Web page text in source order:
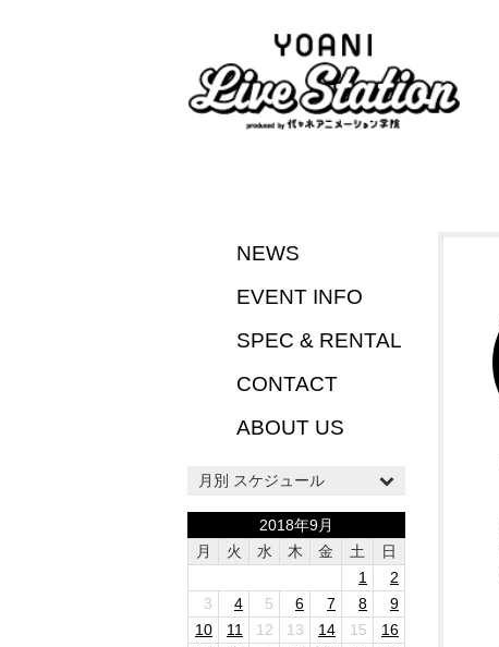
NEWS
EVENT INFO
SPEC & RENTAL
CONTACT
ABOUT US
月別 スケジュール
2018年9月
月
火 水 木 金 土
日
1
2
3
4 5 6 7 8
9
10
11 12 13 14 15
16